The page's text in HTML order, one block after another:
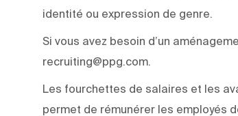
identité ou expression de genre.
Si vous avez besoin d’un
recruiting@ppg.com.
Les fourchettes de salaires et les
permet de rémunérer les employés